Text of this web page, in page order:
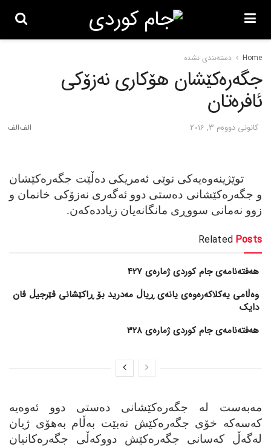
Home دسته‌بندی نشده
جگه‌ره‌کێشان هۆکاری نه‌زۆکی
ئافره‌تان
كانونی دووه‌م 3, 2016
توێژینه‌وه‌یه‌كی نوێی ئه‌مریكی ده‌ڵێت جگه‌ره‌كێشان
و جگه‌ره‌كێشانی ده‌ستی دوو ئه‌گه‌ری نه‌زۆكی خانمان و
زوو نه‌مانی سووڕی مانگانه‌یان زیادده‌كه‌ن.
Related Posts
هەفتەنامەی جام کوردی ژمارەی 427
وەڵامی یەکلاکەرەوەی یانەی ڕیاڵ مەدرید بۆ ڕاکێشانی ڤێرجیڵ ڤان
دایک
هەفتەنامەی جام کوردی ژمارەی 328
مه‌به‌ست له‌ جگه‌ره‌كێشانی ده‌ستی دوو ئه‌وه‌یه‌
كه‌سه‌كه‌ خۆی جگه‌ره‌كێش نه‌بێت به‌ڵام به‌هۆی ژیان
له‌گه‌ڵ كه‌سانی جگه‌ره‌كێش دووكه‌ڵی جگه‌ره‌كانیان